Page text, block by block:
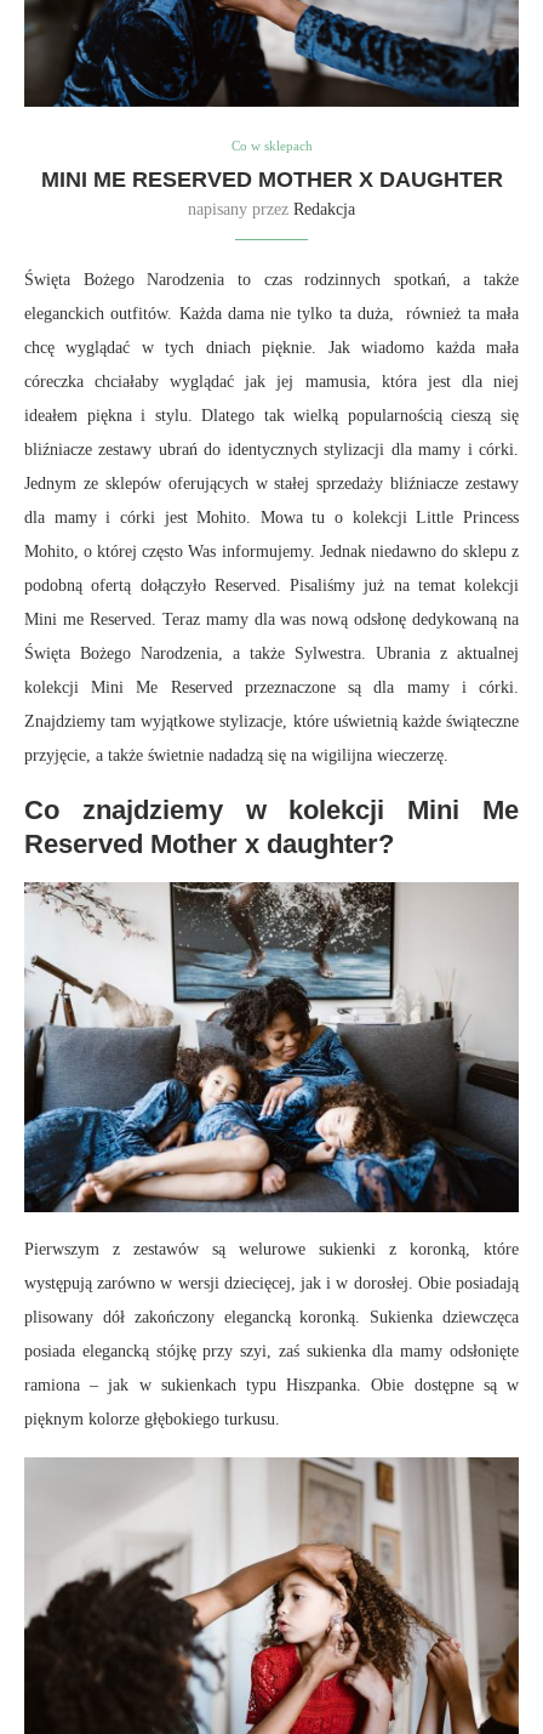
Co w sklepach
MINI ME RESERVED MOTHER X DAUGHTER
napisany przez Redakcja
Święta Bożego Narodzenia to czas rodzinnych spotkań, a także
eleganckich outfitów. Każda dama nie tylko ta duża, również ta mała
chcę wyglądać w tych dniach pięknie. Jak wiadomo każda mała
córeczka chciałaby wyglądać jak jej mamusia, która jest dla niej
ideałem piękna i stylu. Dlatego tak wielką popularnością cieszą się
bliźniacze zestawy ubrań do identycznych stylizacji dla mamy i córki.
Jednym ze sklepów oferujących w stałej sprzedaży bliźniacze zestawy
dla mamy i córki jest Mohito. Mowa tu o kolekcji Little Princess
Mohito, o której często Was informujemy. Jednak niedawno do sklepu z
podobną ofertą dołączyło Reserved. Pisaliśmy już na temat kolekcji
Mini me Reserved. Teraz mamy dla was nową odsłonę dedykowaną na
Święta Bożego Narodzenia, a także Sylwestra. Ubrania z aktualnej
kolekcji Mini Me Reserved przeznaczone są dla mamy i córki.
Znajdziemy tam wyjątkowe stylizacje, które uświetnią każde świąteczne
przyjęcie, a także świetnie nadadzą się na wigilijna wieczerzę.
Co znajdziemy w kolekcji Mini Me
Reserved Mother x daughter?
Pierwszym z zestawów są welurowe sukienki z koronką, które
występują zarówno w wersji dziecięcej, jak i w dorosłej. Obie posiadają
plisowany dół zakończony elegancką koronką. Sukienka dziewczęca
posiada elegancką stójkę przy szyi, zaś sukienka dla mamy odsłonięte
ramiona – jak w sukienkach typu Hiszpanka. Obie dostępne są w
pięknym kolorze głębokiego turkusu.